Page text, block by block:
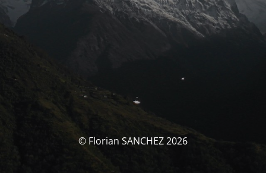
© Florian SANCHEZ 2026